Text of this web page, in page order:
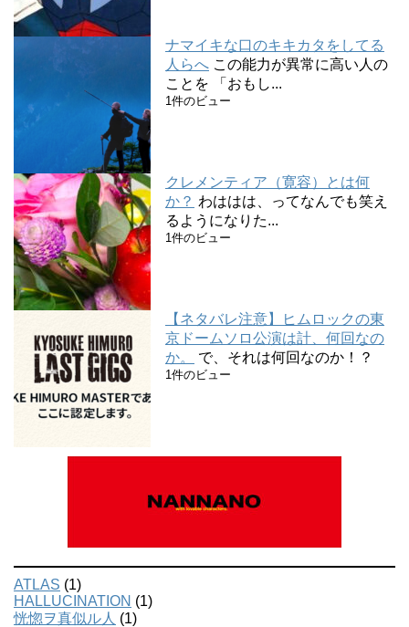
ナマイキな口のキキカタをしてる
人らへ この能力が異常に高い人の
ことを 「おもし...
1件のビュー
クレメンティア（寛容）とは何
か？ わははは、ってなんでも笑え
るようになりた...
1件のビュー
【ネタバレ注意】ヒムロックの東
京ドームソロ公演は計、何回なの
か。
で、それは何回なのか！？
1件のビュー
ATLAS (1)
HALLUCINATION (1)
恍惚ヲ真似ル人 (1)